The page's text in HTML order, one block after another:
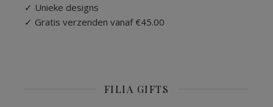
✓ Unieke designs
✓ Gratis verzenden vanaf €45.00
FILIA GIFTS